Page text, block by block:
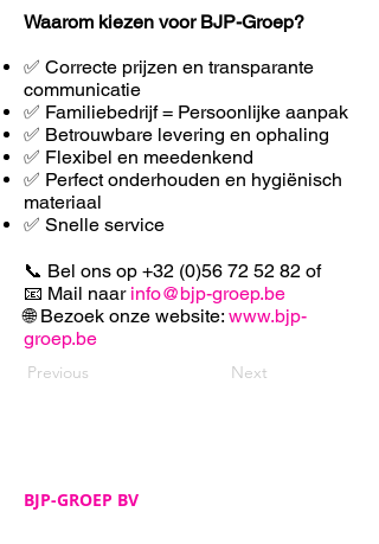
Waarom kiezen voor BJP-Groep?
✅ Correcte prijzen en transparante
communicatie
✅ Familiebedrijf = Persoonlijke aanpak
✅ Betrouwbare levering en ophaling
✅ Flexibel en meedenkend
✅ Perfect onderhouden en hygiënisch
materiaal
✅ Snelle service
📞 Bel ons op +32 (0)56 72 52 82 of
📧 Mail naar info@bjp-groep.be
🌐 Bezoek onze website: www.bjp-
groep.be
Previous Next
BJP-GROEP BV